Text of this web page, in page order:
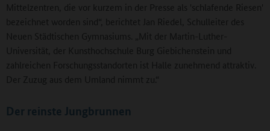
Mittelzentren, die vor kurzem in der Presse als 'schlafende Riesen'
bezeichnet worden sind“, berichtet Jan Riedel, Schulleiter des
Neuen Städtischen Gymnasiums. „Mit der Martin-Luther-
Universität, der Kunsthochschule Burg Giebichenstein und
zahlreichen Forschungsstandorten ist Halle zunehmend attraktiv.
Der Zuzug aus dem Umland nimmt zu.“
Der reinste Jungbrunnen